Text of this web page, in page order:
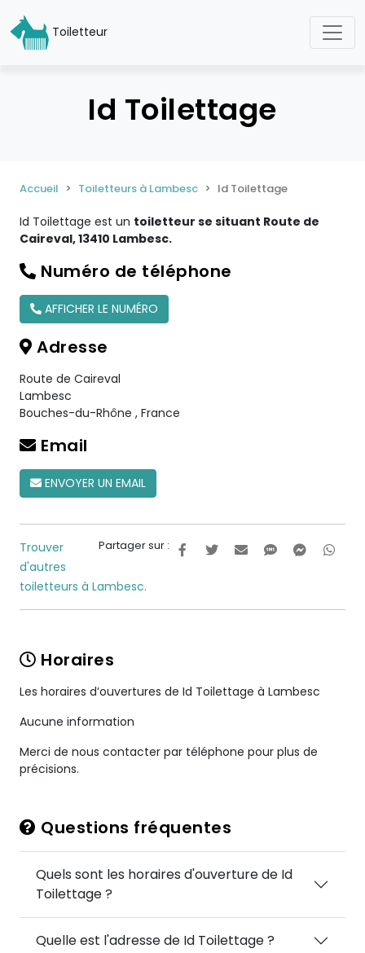
Toiletteur
Id Toilettage
Accueil Toiletteurs à Lambesc Id Toilettage
Id Toilettage est un toiletteur se situant Route de
Caireval, 13410 Lambesc.
Numéro de téléphone
AFFICHER LE NUMÉRO
Adresse
Route de Caireval
Lambesc
Bouches-du-Rhône , France
Email
ENVOYER UN EMAIL
Partager sur :
Trouver
d'autres
toiletteurs à Lambesc.
Horaires
Les horaires d’ouvertures de Id Toilettage à Lambesc
Aucune information
Merci de nous contacter par téléphone pour plus de
précisions.
Questions fréquentes
Quels sont les horaires d'ouverture de Id
Toilettage ?
Quelle est l'adresse de Id Toilettage ?